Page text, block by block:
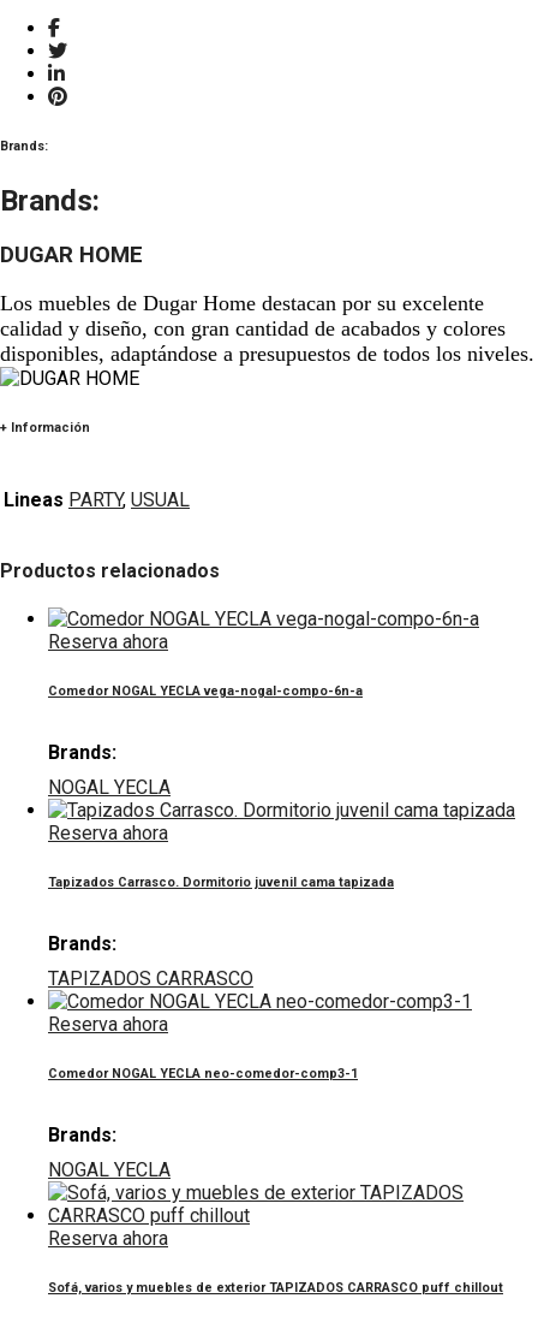
Brands:
Brands:
DUGAR HOME
Los muebles de Dugar Home destacan por su excelente
calidad y diseño, con gran cantidad de acabados y colores
disponibles, adaptándose a presupuestos de todos los niveles.
+ Información
Lineas PARTY, USUAL
Productos relacionados
Reserva ahora
Comedor NOGAL YECLA vega-nogal-compo-6n-a
Brands:
NOGAL YECLA
Reserva ahora
Tapizados Carrasco. Dormitorio juvenil cama tapizada
Brands:
TAPIZADOS CARRASCO
Reserva ahora
Comedor NOGAL YECLA neo-comedor-comp3-1
Brands:
NOGAL YECLA
Reserva ahora
Sofá, varios y muebles de exterior TAPIZADOS CARRASCO puff chillout